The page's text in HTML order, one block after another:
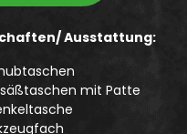
Ausstattung:
mit Patte